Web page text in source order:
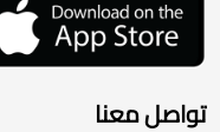
تواصل معنا